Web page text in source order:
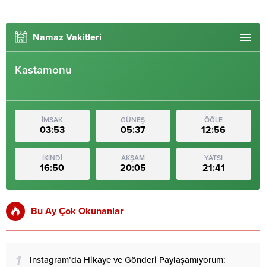
Namaz Vakitleri
Kastamonu
İMSAK
03:53
GÜNEŞ
05:37
ÖĞLE
12:56
İKİNDİ
16:50
AKŞAM
20:05
YATSI
21:41
Bu Ay Çok Okunanlar
1
Instagram’da Hikaye ve Gönderi Paylaşamıyorum: